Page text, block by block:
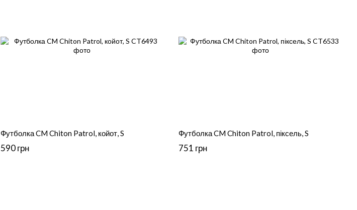
Футболка CM Chiton Patrol, койот, S
590 грн
Футболка CM Chiton Patrol, піксель, S
751 грн